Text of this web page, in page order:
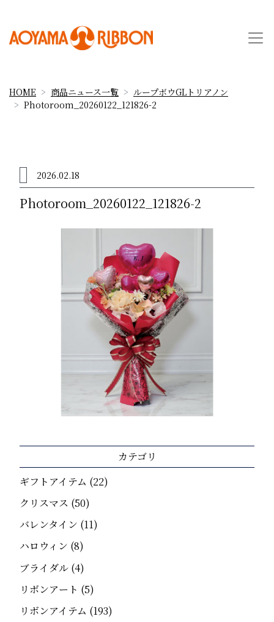
HOME 商品ニュース一覧
ループボウGLトリアノン
Photoroom_20260122_121826-2
2026.02.18
Photoroom_20260122_121826-2
カテゴリ
ギフトアイテム (22)
クリスマス (50)
バレンタイン (11)
ハロウィン (8)
ブライダル (4)
リボンアート (5)
リボンアイテム (193)